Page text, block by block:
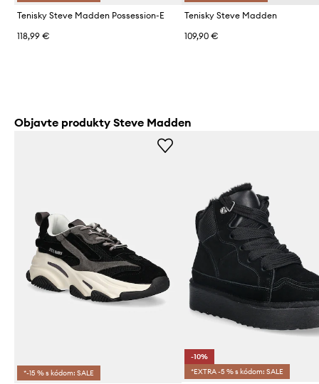
Tenisky Steve Madden Possession-E
118,99 €
Tenisky Steve Madden
109,90 €
Objavte produkty Steve Madden
*-15 % s kódom: SALE
-10%
*EXTRA -5 % s kódom: SALE